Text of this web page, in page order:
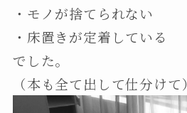
・モノが捨てられない
・床置きが定着している
でした。
（本も全て出して仕分けて）